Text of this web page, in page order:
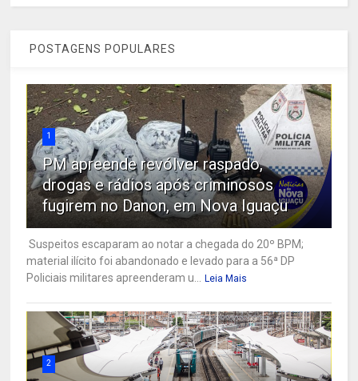
POSTAGENS POPULARES
1
PM apreende revólver raspado,
drogas e rádios após criminosos
fugirem no Danon, em Nova Iguaçu
Suspeitos escaparam ao notar a chegada do 20º BPM;
material ilícito foi abandonado e levado para a 56ª DP
Policiais militares apreenderam u... Leia Mais
2